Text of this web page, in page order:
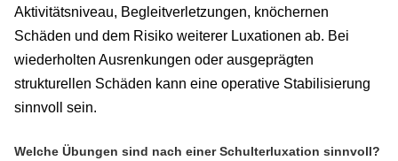
Aktivitätsniveau, Begleitverletzungen, knöchernen
Schäden und dem Risiko weiterer Luxationen ab. Bei
wiederholten Ausrenkungen oder ausgeprägten
strukturellen Schäden kann eine operative Stabilisierung
sinnvoll sein.
Welche Übungen sind nach einer Schulterluxation sinnvoll?